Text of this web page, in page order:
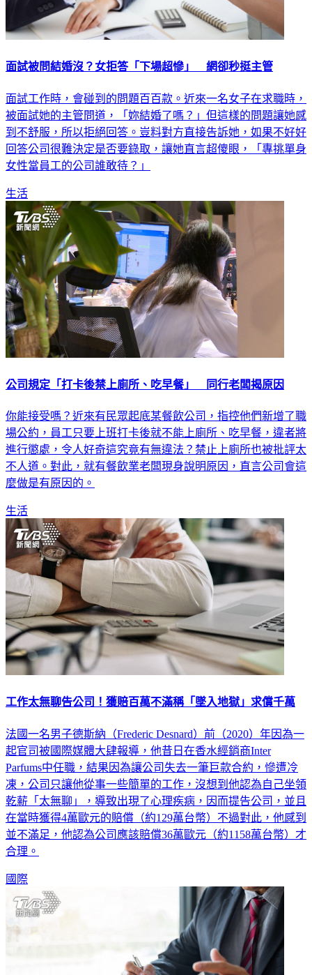
面試被問結婚沒？女拒答「下場超慘」 網卻秒挺主管
面試工作時，會碰到的問題百百款。近來一名女子在求職時，
被面試她的主管問道，「妳結婚了嗎？」但這樣的問題讓她感
到不舒服，所以拒絕回答。豈料對方直接告訴她，如果不好好
回答公司很難決定是否要錄取，讓她直言超傻眼，「專挑單身
女性當員工的公司誰敢待？」
生活
公司規定「打卡後禁上廁所、吃早餐」 同行老闆揭原因
你能接受嗎？近來有民眾起底某餐飲公司，指控他們新增了職
場公約，員工只要上班打卡後就不能上廁所、吃早餐，違者將
進行懲處，令人好奇這究竟有無違法？禁止上廁所也被批評太
不人道。對此，就有餐飲業老闆現身說明原因，直言公司會這
麼做是有原因的。
生活
工作太無聊告公司！獲賠百萬不滿稱「墜入地獄」求償千萬
法國一名男子德斯納（Frederic Desnard）前（2020）年因為一
起官司被國際媒體大肆報導，他昔日在香水經銷商Inter
Parfums中任職，結果因為讓公司失去一筆巨款合約，慘遭冷
凍，公司只讓他從事一些簡單的工作，沒想到他認為自己坐領
乾薪「太無聊」，導致出現了心理疾病，因而提告公司，並且
在當時獲得4萬歐元的賠償（約129萬台幣）不過對此，他感到
並不滿足，他認為公司應該賠償36萬歐元（約1158萬台幣）才
合理。
國際